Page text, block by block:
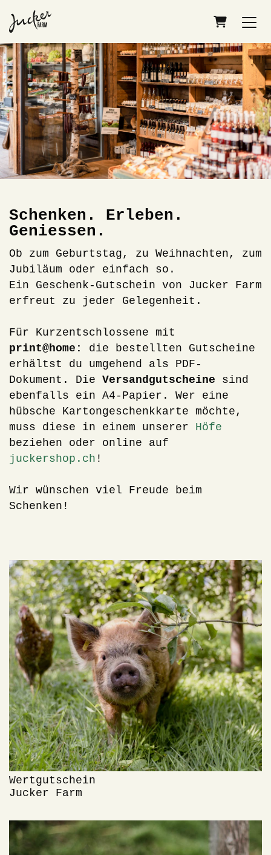
Schenken. Erleben.
Geniessen.
Ob zum Geburtstag, zu Weihnachten, zum
Jubiläum oder einfach so.
Ein Geschenk-Gutschein von Jucker Farm
erfreut zu jeder Gelegenheit.
Für Kurzentschlossene mit
print@home:
die bestellten Gutscheine
erhältst du umgehend als PDF-
Dokument. Die Versandgutscheine sind
ebenfalls ein A4-Papier. Wer eine
hübsche Kartongeschenkkarte möchte,
muss diese in einem unserer Höfe
beziehen oder online auf
juckershop.ch !
Wir wünschen viel Freude beim
Schenken!
Wertgutschein
Jucker Farm